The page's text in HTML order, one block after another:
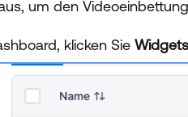
um den
klicken Sie Widgets